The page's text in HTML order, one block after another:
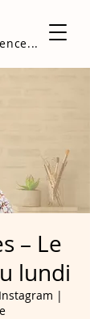
– Le
lundi
|